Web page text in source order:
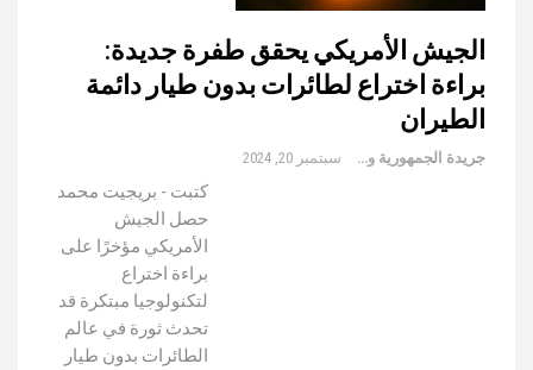
الجيش الأمريكي يحقق طفرة جديدة:
براءة اختراع لطائرات بدون طيار دائمة
الطيران
جريدة الجمهورية والعالم سبتمبر 20, 2024
كتبت - بريجيت محمد
حصل الجيش
الأمريكي مؤخرًا على
براءة اختراع
لتكنولوجيا مبتكرة قد
تحدث ثورة في عالم
الطائرات بدون طيار